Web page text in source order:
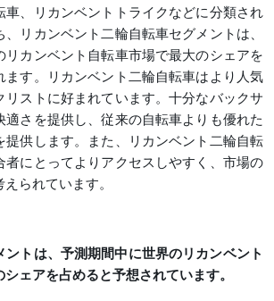
車、リカンベントトライクなどに分類され
、リカンベント二輪自転車セグメントは、
リカンベント自転車市場で最大のシェアを
ます。リカンベント二輪自転車はより人気
リストに好まれています。十分なバックサ
適さを提供し、従来の自転車よりも優れた
提供します。また、リカンベント二輪自転
者にとってよりアクセスしやすく、市場の
られています。
ントは、予測期間中に世界のリカンベント
シェアを占めると予想されています。